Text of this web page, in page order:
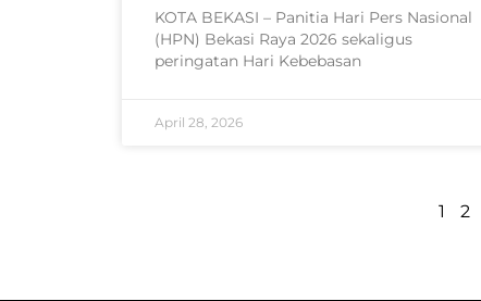
KOTA BEKASI – Panitia Hari Pers Nasional
(HPN) Bekasi Raya 2026 sekaligus
peringatan Hari Kebebasan
April 28, 2026
1 2